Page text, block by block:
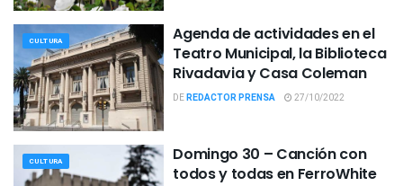
CULTURA
Agenda de actividades en el
Teatro Municipal, la Biblioteca
Rivadavia y Casa Coleman
DEREDACTOR PRENSA 27/10/2022
CULTURA
Domingo 30 – Canción con
todos y todas en FerroWhite